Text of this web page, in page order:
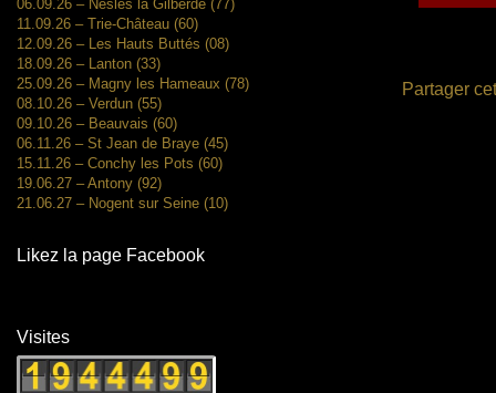
Partager
06.09.26 – Nesles la Gilberde (77)
11.09.26 – Trie-Château (60)
12.09.26 – Les Hauts Buttés (08)
18.09.26 – Lanton (33)
25.09.26 – Magny les Hameaux (78)
08.10.26 – Verdun (55)
09.10.26 – Beauvais (60)
06.11.26 – St Jean de Braye (45)
15.11.26 – Conchy les Pots (60)
19.06.27 – Antony (92)
21.06.27 – Nogent sur Seine (10)
Likez la page Facebook
Visites